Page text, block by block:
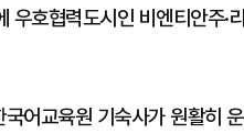
호협력도시인 비엔티안주·
어교육원 기숙사가 원활히